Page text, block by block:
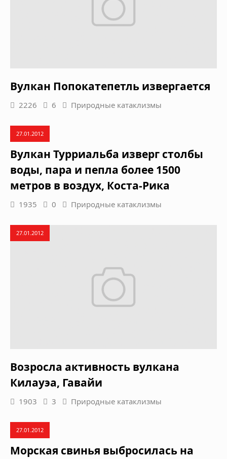
Вулкан Попокатепетль извергается
2226 6 Природные катаклизмы
27.01.2012
Вулкан Турриальба изверг столбы
воды, пара и пепла более 1500
метров в воздух, Коста-Рика
1935 0 Природные катаклизмы
27.01.2012
Возросла активность вулкана
Килауэа, Гавайи
1903 3 Природные катаклизмы
27.01.2012
Морская свинья выбросилась на